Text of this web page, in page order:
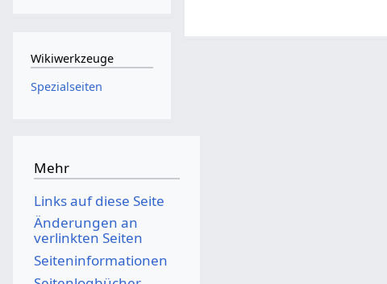
Wikiwerkzeuge
Spezialseiten
Mehr
Links auf diese Seite
Änderungen an
verlinkten Seiten
Seiten­­informationen